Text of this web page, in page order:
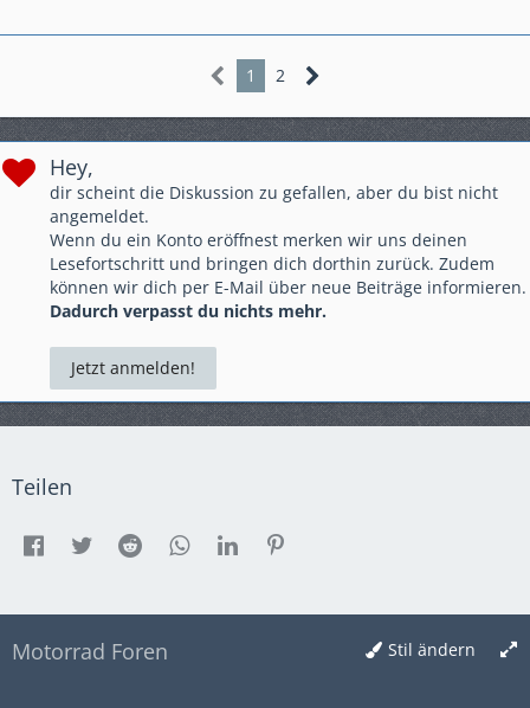
1 2
Hey,
dir scheint die Diskussion zu gefallen, aber du bist nicht
angemeldet.
Wenn du ein Konto eröffnest merken wir uns deinen
Lesefortschritt und bringen dich dorthin zurück. Zudem
können wir dich per E-Mail über neue Beiträge informieren.
Dadurch verpasst du nichts mehr.
Jetzt anmelden!
Teilen
Stil ändern
Motorrad Foren